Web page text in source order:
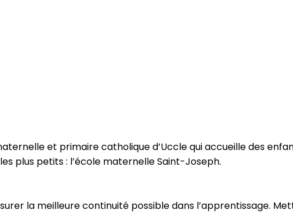
et primaire catholique d’Uccle qui accueille des
plus petits : l’école maternelle Saint-Joseph.
la meilleure continuité possible dans l’apprentissage.